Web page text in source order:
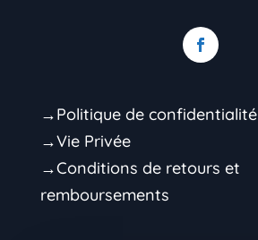
→Politique de confidentialité
→Vie Privée
→Conditions de retours et
remboursements